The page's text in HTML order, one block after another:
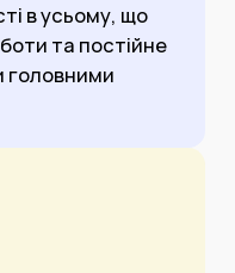
в усьому, що
та постійне
головними